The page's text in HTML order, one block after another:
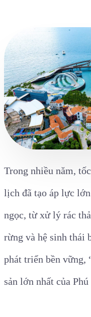
Trong nhiều năm,
lịch đã tạo áp lực
ngọc, từ xử lý rác
rừng và hệ sinh thái
phát triển bền vững,
sản lớn nhất của